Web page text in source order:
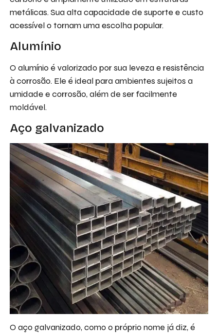
metálicas. Sua alta capacidade de suporte e custo
acessível o tornam uma escolha popular.
Alumínio
O alumínio é valorizado por sua leveza e resistência
à corrosão. Ele é ideal para ambientes sujeitos a
umidade e corrosão, além de ser facilmente
moldável.
Aço galvanizado
O aço galvanizado, como o próprio nome já diz, é